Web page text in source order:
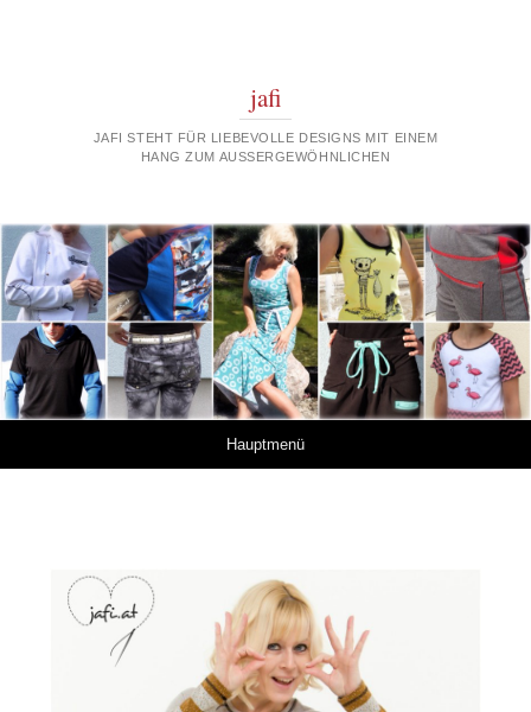
jafi
JAFI STEHT FÜR LIEBEVOLLE DESIGNS MIT EINEM
HANG ZUM AUSSERGEWÖHNLICHEN
Hauptmenü